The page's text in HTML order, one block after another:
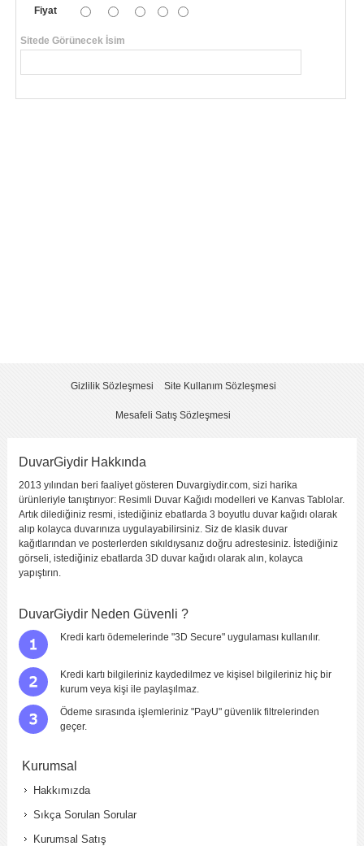
Fiyat
Sitede Görünecek İsim
Gizlilik Sözleşmesi Site Kullanım Sözleşmesi
Mesafeli Satış Sözleşmesi
DuvarGiydir Hakkında
2013 yılından beri faaliyet gösteren Duvargiydir.com, sizi harika
ürünleriyle tanıştırıyor: Resimli Duvar Kağıdı modelleri ve Kanvas Tablolar.
Artık dilediğiniz resmi, istediğiniz ebatlarda 3 boyutlu duvar kağıdı olarak
alıp kolayca duvarınıza uygulayabilirsiniz. Siz de klasik duvar
kağıtlarından ve posterlerden sıkıldıysanız doğru adrestesiniz. İstediğiniz
görseli, istediğiniz ebatlarda 3D duvar kağıdı olarak alın, kolayca
yapıştırın.
DuvarGiydir Neden Güvenli ?
Kredi kartı ödemelerinde "3D Secure" uygulaması kullanılır.
Kredi kartı bilgileriniz kaydedilmez ve kişisel bilgileriniz hiç bir
kurum veya kişi ile paylaşılmaz.
Ödeme sırasında işlemleriniz "PayU" güvenlik filtrelerinden
geçer.
Kurumsal
Hakkımızda
Sıkça Sorulan Sorular
Kurumsal Satış